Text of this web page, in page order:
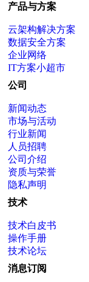
产品与方案
云架构解决方案
数据安全方案
企业网络
IT方案小超市
公司
新闻动态
市场与活动
行业新闻
人员招聘
公司介绍
资质与荣誉
隐私声明
技术
技术白皮书
操作手册
技术论坛
消息订阅